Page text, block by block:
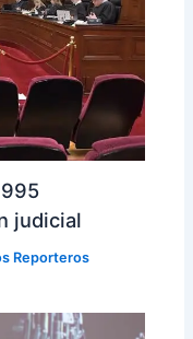
judicial
Reporteros